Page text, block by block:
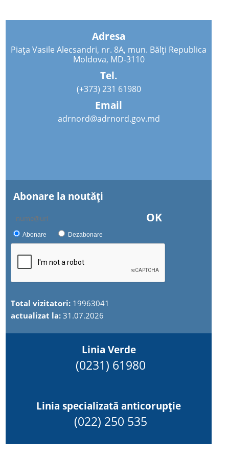
Adresa
Piața Vasile Alecsandri, nr. 8A, mun. Bălți Republica
Moldova, MD-3110
Tel.
(+373) 231 61980
Email
adrnord@adrnord.gov.md
Abonare la noutăţi
OK
Abonare Dezabonare
Total vizitatori: 19963041
actualizat la:31.07.2026
Linia Verde
(0231) 61980
Linia specializată anticorupție
(022) 250 535